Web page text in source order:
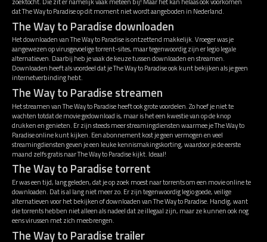
dat The Way to Paradise op dit moment niet wordt aangeboden in Nederland.
The Way to Paradise downloaden
Het downloaden van The Way to Paradise is ontzettend makkelijk. Vroeger was je
aangewezen op virusgevoelige torrent-sites, maar tegenwoordig zijn er legio legale
alternatieven. Daarbij heb je vaak de keuze tussen downloaden en streamen.
Downloaden heeft als voordeel dat je The Way to Paradise ook kunt bekijken als je geen
internetverbinding hebt.
The Way to Paradise streamen
Het streamen van The Way to Paradise heeft ook grote voordelen. Zo hoef je niet te
wachten totdat de movie gedownload is, maar is het een kwestie van op de knop
drukken en genieten. Er zijn steeds meer streamingdiensten waarmee je The Way to
Paradise online kunt kijken. Een abonnement kost je geen vermogen en veel
streamingdiensten geven je een leuke kennismakingskorting, waardoor je de eerste
maand zelfs gratis naar The Way to Paradise kijkt. Ideaal!
The Way to Paradise torrent
Er was een tijd, lang geleden, dat je op zoek moest naar torrents om een movie online te
downloaden. Dat is al lang niet meer zo. Er zijn tegenwoordig legio goede, veilige
alternatieven voor het bekijken of downloaden van The Way to Paradise. Handig, want
die torrents hebben niet alleen als nadeel dat ze illegaal zijn, maar ze kunnen ook nog
eens virussen met zich meebrengen.
The Way to Paradise trailer